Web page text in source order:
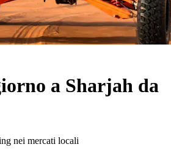
a Sharjah da
nei mercati locali